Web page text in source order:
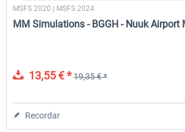
MSFS 2020 | MSFS 2024
MM Simulations - BGGH - Nuuk Airport
13,55 € *19,35 € *
Recordar